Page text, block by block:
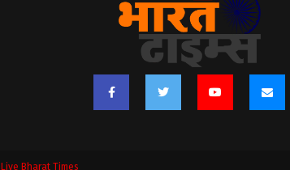
Live Bharat Times